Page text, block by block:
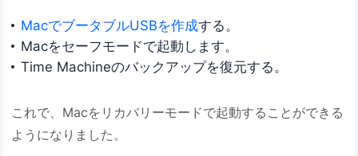
MacでブータブルUSBを作成する。
Macをセーフモードで起動します。
Time Machineのバックアップを復元する。
これで、Macをリカバリーモードで起動することができる
ようになりました。